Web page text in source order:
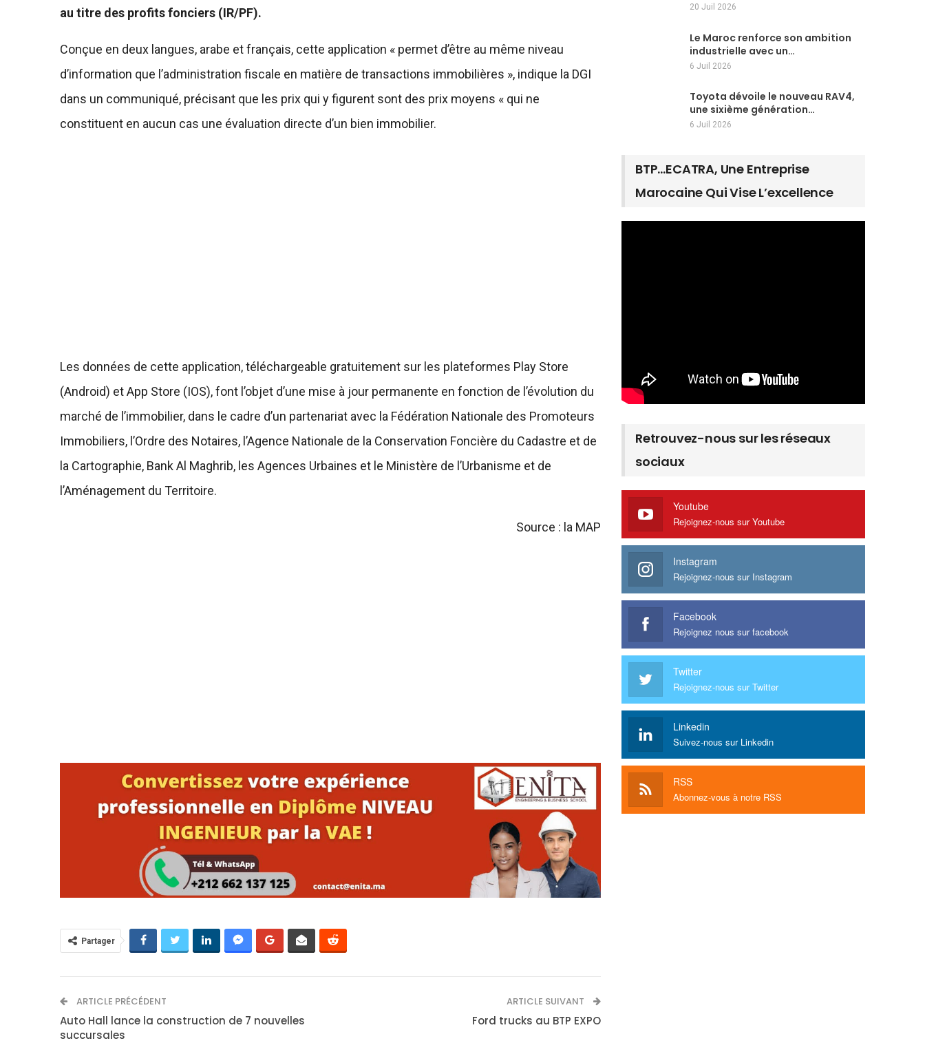
au titre des profits fonciers (IR/PF).
Conçue en deux langues, arabe et français, cette application « permet d’être au même niveau
d’information que l’administration fiscale en matière de transactions immobilières », indique la DGI
dans un communiqué, précisant que les prix qui y figurent sont des prix moyens « qui ne
constituent en aucun cas une évaluation directe d’un bien immobilier.
Les données de cette application, téléchargeable gratuitement sur les plateformes Play Store
(Android) et App Store (IOS), font l’objet d’une mise à jour permanente en fonction de l’évolution du
marché de l’immobilier, dans le cadre d’un partenariat avec la Fédération Nationale des Promoteurs
Immobiliers, l’Ordre des Notaires, l’Agence Nationale de la Conservation Foncière du Cadastre et de
la Cartographie, Bank Al Maghrib, les Agences Urbaines et le Ministère de l’Urbanisme et de
l’Aménagement du Territoire.
Source : la MAP
Partager
ARTICLE PRÉCÉDENT
Auto Hall lance la construction de 7 nouvelles
succursales
ARTICLE SUIVANT
Ford trucks au BTP EXPO
20 Juil 2026
Le Maroc renforce son ambition
industrielle avec un…
6 Juil 2026
Toyota dévoile le nouveau RAV4,
une sixième génération…
6 Juil 2026
BTP…ECATRA, Une Entreprise
Marocaine Qui Vise L’excellence
Retrouvez-nous sur les réseaux
sociaux
Youtube
Rejoignez-nous sur Youtube
Instagram
Rejoignez-nous sur Instagram
Facebook
Rejoignez nous sur facebook
Twitter
Rejoignez-nous sur Twitter
Linkedin
Suivez-nous sur Linkedin
RSS
Abonnez-vous à notre RSS